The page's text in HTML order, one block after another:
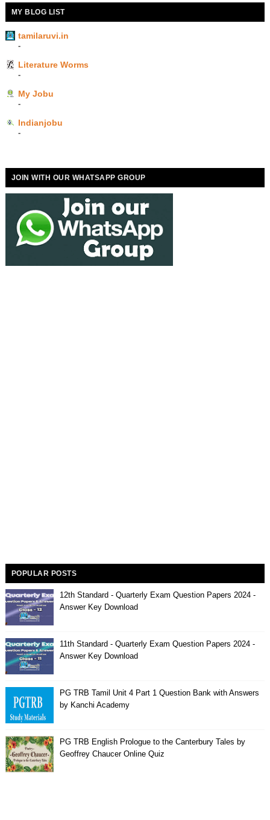
MY BLOG LIST
tamilaruvi.in
-
Literature Worms
-
My Jobu
-
Indianjobu
-
JOIN WITH OUR WHATSAPP GROUP
POPULAR POSTS
12th Standard - Quarterly Exam Question Papers 2024 -
Answer Key Download
11th Standard - Quarterly Exam Question Papers 2024 -
Answer Key Download
PG TRB Tamil Unit 4 Part 1 Question Bank with Answers
by Kanchi Academy
PG TRB English Prologue to the Canterbury Tales by
Geoffrey Chaucer Online Quiz